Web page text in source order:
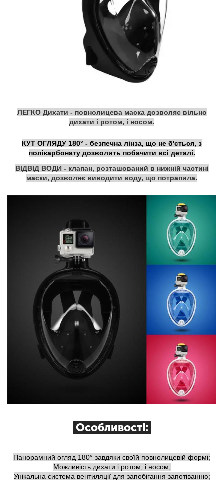
ЛЕГКО Дихати - повнолицева маска дозволяє вільно
дихати і ротом, і носом.
КУТ ОГЛЯДУ 180° - безпечна лінза, що не б'ється, з
полікарбонату дозволить побачити всі деталі.
ВІДВІД ВОДИ - клапан, розташований в нижній частині
маски, дозволяє виводити воду, що потрапила.
Особливості:
Панорамний огляд 180° завдяки своїй повнолицевій формі;
Можливість дихати і ротом, і носом;
Унікальна система вентиляції для запобігання запотіванню;